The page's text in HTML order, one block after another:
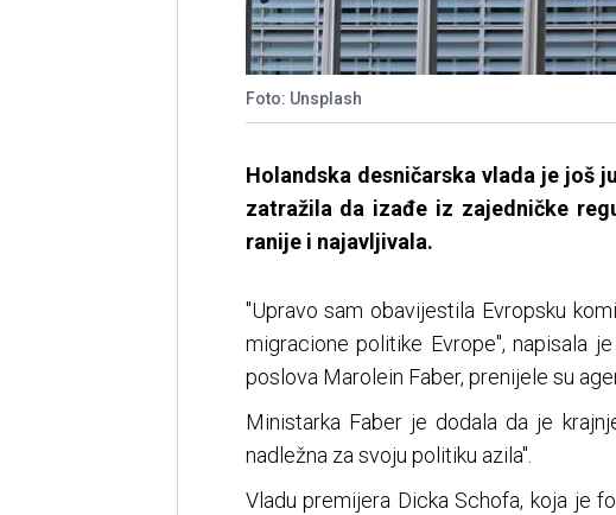
Foto: Unsplash
Holandska desničarska vlada je još
zatražila da izađe iz zajedničke
ranije i najavljivala.
"Upravo sam obavijestila Evropsku
migracione politike Evrope", napisala
poslova Marolein Faber, prenijele su
Ministarka Faber je dodala da je
nadležna za svoju politiku azila".
Vladu premijera Dicka Schofa, koja je